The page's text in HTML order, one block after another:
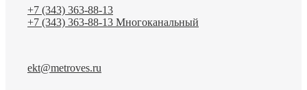
+7 (343) 363-88-13
+7 (343) 363-88-13 Многоканальный
ekt@metroves.ru